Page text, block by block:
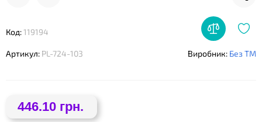
Код:119194
Артикул: PL-724-103 Виробник: Без ТМ
446.10 грн.